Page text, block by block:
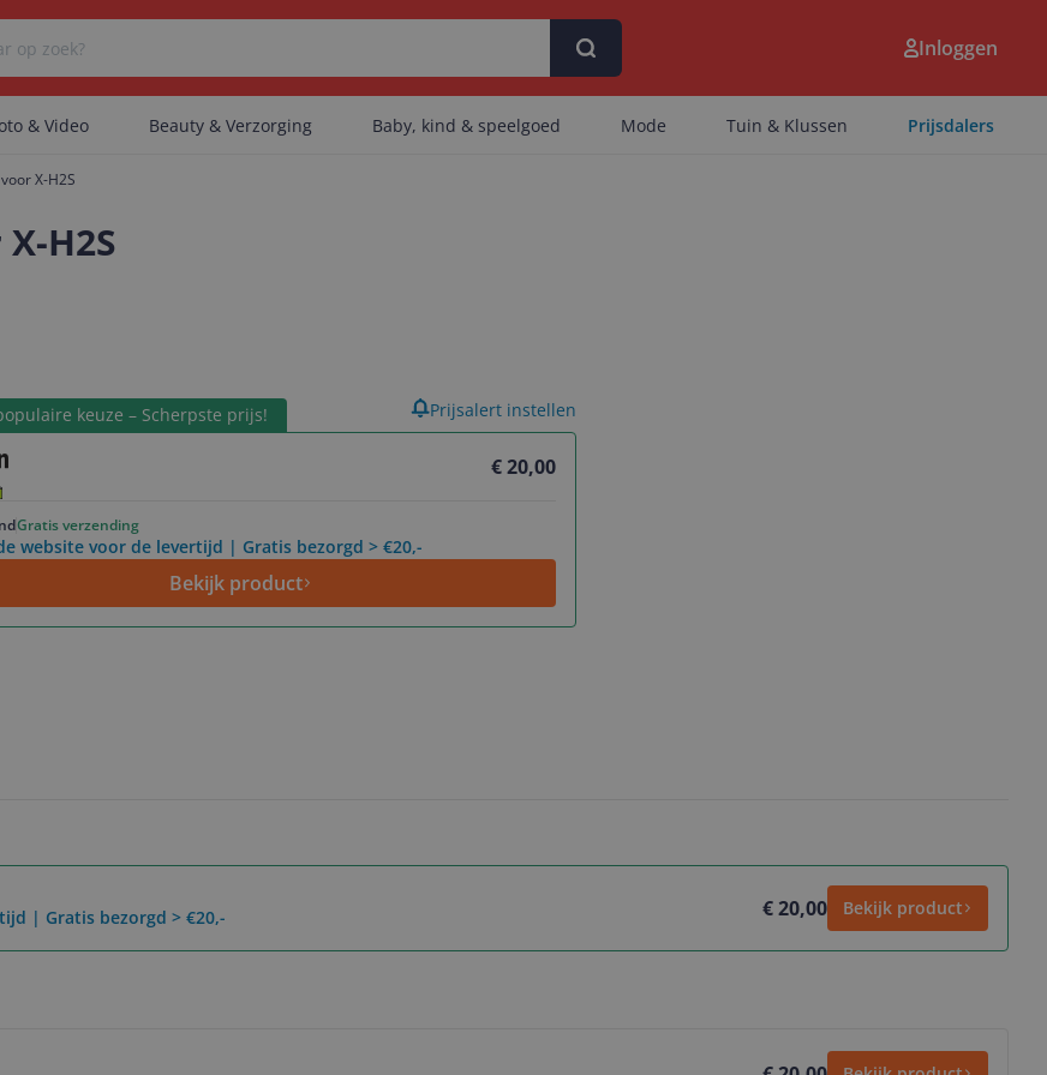
Er zijn geen artikelen gevonden.
Inloggen
& Video Beauty & Verzorging Baby, kind & speelgoed Mode Tuin & Klussen Prijsdalers
X-H2S
H2S
keuze – Scherpste prijs!
€ 20,00
Gratis verzending
website voor de levertijd | Gratis bezorgd > €20,-
Bekijk product
Prijsalert instellen
| Gratis bezorgd > €20,- € 20,00 Bekijk product